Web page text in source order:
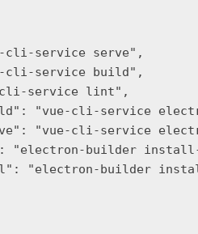
service serve",
service build",
service lint",
"vue-cli-service
"vue-cli-service
"electron-builder
"electron-builder